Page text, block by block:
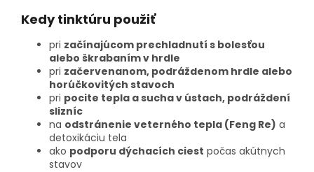
Kedy tinktúru použiť
pri začínajúcom prechladnutí s bolesťou
alebo škrabaním v hrdle
pri začervenanom, podráždenom hrdle alebo
horúčkovitých stavoch
pri pocite tepla a sucha v ústach, podráždení
slizníc
na odstránenie veterného tepla (Feng Re) a
detoxikáciu tela
ako podporu dýchacích ciest počas akútnych
stavov